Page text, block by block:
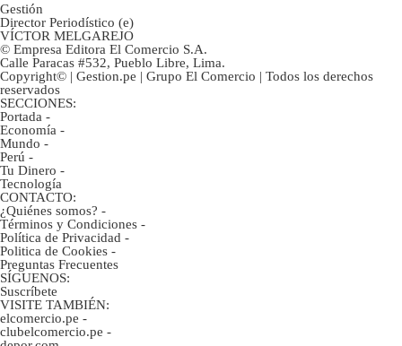
Gestión
Director Periodístico (e)
VÍCTOR MELGAREJO
© Empresa Editora El Comercio S.A.
Calle Paracas #532, Pueblo Libre, Lima.
Copyright© | Gestion.pe | Grupo El Comercio | Todos los derechos
reservados
SECCIONES:
Portada -
Economía -
Mundo -
Perú -
Tu Dinero -
Tecnología
CONTACTO:
¿Quiénes somos? -
Términos y Condiciones -
Política de Privacidad -
Politica de Cookies -
Preguntas Frecuentes
SÍGUENOS:
Suscríbete
VISITE TAMBIÉN:
elcomercio.pe -
clubelcomercio.pe -